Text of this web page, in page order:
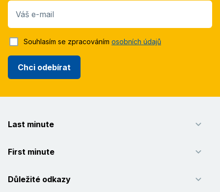
Váš e-mail
Chci odebírat
Souhlasím se zpracováním osobních údajů
Last minute
First minute
Důležité odkazy